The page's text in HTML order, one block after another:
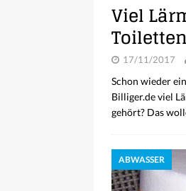
Viel
17/11/2017
Schon wieder
Billiger.de viel
gehört? Das
ABWASSER